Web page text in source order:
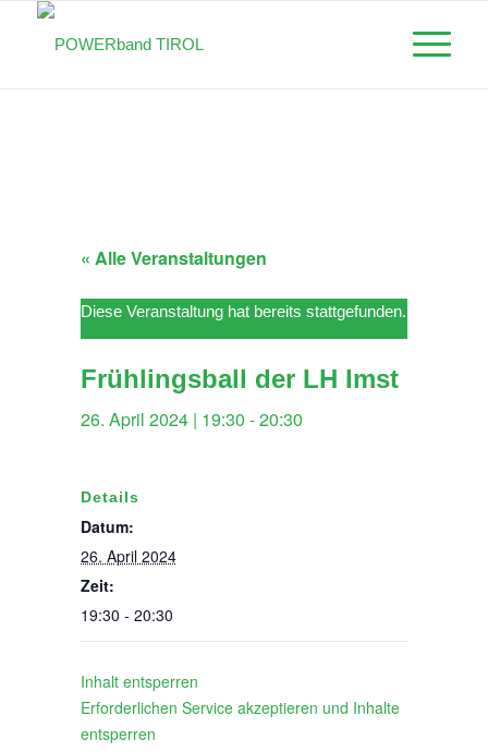
« Alle Veranstaltungen
Diese Veranstaltung hat bereits stattgefunden.
Frühlingsball der LH Imst
26. April 2024 | 19:30 -20:30
Details
Datum:
26. April 2024
Zeit:
19:30 - 20:30
Inhalt entsperren
Erforderlichen Service akzeptieren und Inhalte
entsperren